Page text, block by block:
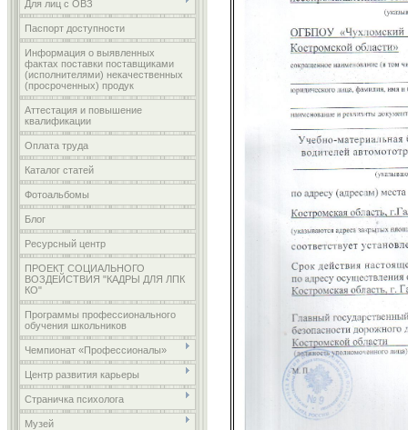
Для лиц с ОВЗ
Паспорт доступности
Информация о выявленных
фактах поставки поставщиками
(исполнителями) некачественных
(просроченных) продук
Аттестация и повышение
квалификации
Оплата труда
Каталог статей
Фотоальбомы
Блог
Ресурсный центр
ПРОЕКТ СОЦИАЛЬНОГО
ВОЗДЕЙСТВИЯ "КАДРЫ ДЛЯ ЛПК
КО"
Программы профессионального
обучения школьников
Чемпионат «Профессионалы»
Центр развития карьеры
Страничка психолога
Музей